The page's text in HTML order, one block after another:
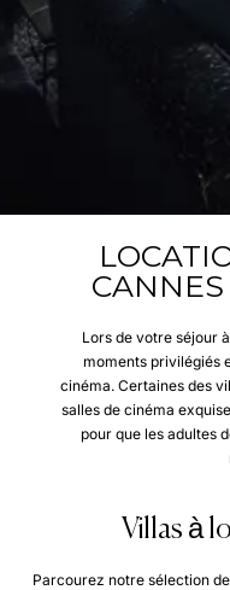
Lors de votre séjour
moments privilégiés
cinéma. Certaines des
salles de cinéma
pour que les adultes
Villas à
Parcourez notre sélection